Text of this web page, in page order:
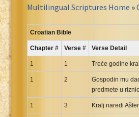
Czech Kralicka Bible
Dutch Staten Vertaling Bible
Eng. KJV&Book of Mormon
English YLT 1898 Bible
Estonian Genesis New Testament
Finnish 1938 Bible
Multilingual Scriptures Home »
Croatian Bible
Chapter # Verse # Verse Detail
1 1 Treće godine
1 2
Gospodin mu
predmete u
1 3 Kralj naredi